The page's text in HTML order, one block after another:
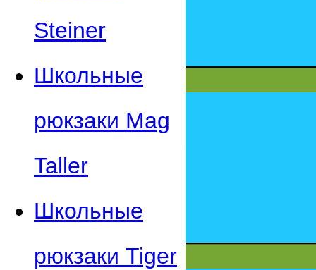
Steiner
Школьные
рюкзаки Mag
Taller
Школьные
рюкзаки Tiger